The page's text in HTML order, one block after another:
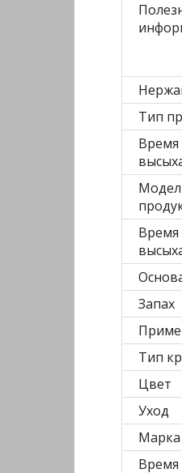
Тип
Время
Время
Запах
Тип
Цвет
Уход
Марка
Время